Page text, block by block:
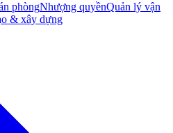
phòngNhượng quyềnQuản lý vận
& xây dựng